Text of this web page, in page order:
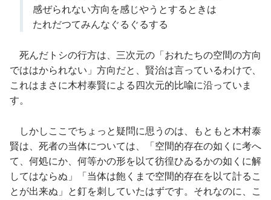
感ぜられない方向を感じやうとするときは
たれだつてみんなぐるぐるする
死んだトシの行方は、三次元の「おれたちの空間の方向
でははかられない」方向だと、賢治は言っているわけで、
これはまさに木村泰賢による四次元的比喩に沿っていま
す。
しかしここでちょっと疑問に思うのは、もともと木村泰
賢は、死者の当体については、「空間的存在の如くに考へ
て、何処にか、何等かの形を以て彷徨ひゐるかの如くに解
してはならぬ」「当体は飽くまで空間的存在を以て計るこ
とが出来ぬ」と釘を刺していたはずです。それなのに、こ